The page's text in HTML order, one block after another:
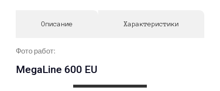
Описание Характеристики
Фото работ:
MegaLine 600 EU